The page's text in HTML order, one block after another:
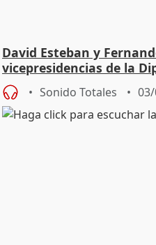
David Esteban y
vicepresidencias de la
Sonido Totales